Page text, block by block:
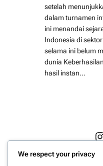
setelah
dalam turnamen
ini menandai
Indonesia di
selama ini belum
dunia
hasil instan…
We respect your privacy